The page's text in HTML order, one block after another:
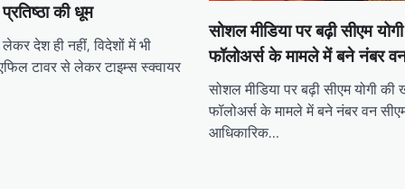
की धूम
लेकर देश ही नहीं, विदेशों में भी
टावर से लेकर टाइम्स स्क्वायर
सोशल मीडिया पर बढ़ी सीएम
फॉलोअर्स के मामले में बने नंबर
सोशल मीडिया पर बढ़ी सीएम योगी की
फॉलोअर्स के मामले में बने नंबर वन
आधिकारिक…